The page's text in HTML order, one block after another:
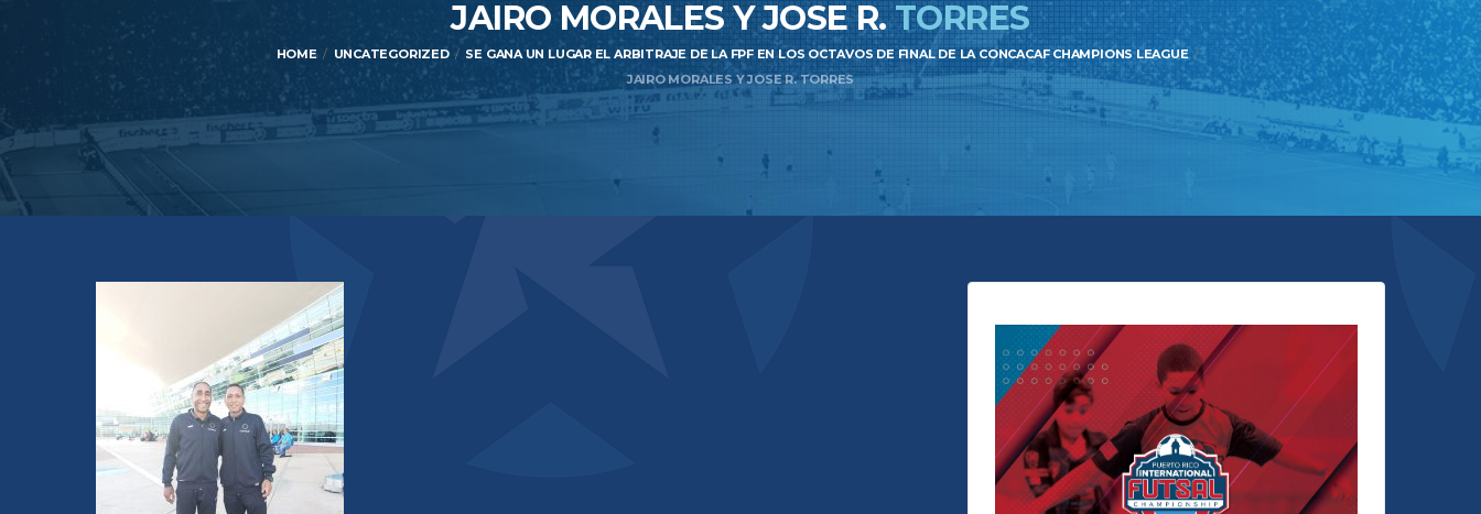
JAIRO MORALES Y JOSE R.TORRES
HOME UNCATEGORIZED
SE GANA UN LUGAR EL ARBITRAJE DE LA FPF EN LOS OCTAVOS DE FINAL DE LA CONCACAF CHAMPIONS LEAGUE
JAIRO MORALES Y JOSE R. TORRES